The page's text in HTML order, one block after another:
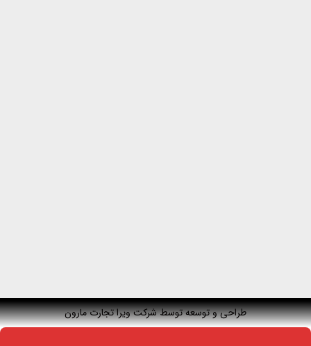
طراحی و توسعه توسط شرکت ویرا تجارت مارون